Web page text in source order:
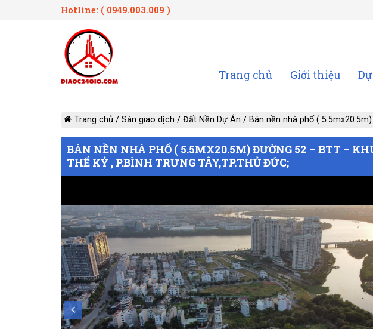
Hotline: ( 0949.003.009 )
Trang chủ Giới thiệu
Trang chủ / Sàn giao dịch / Đất Nền Dự Án / Bán nền nhà phố (
BÁN NỀN NHÀ PHỐ ( 5.5MX20.5M) ĐƯỜNG 52 – BTT –
THẾ KỶ , P.BÌNH TRƯNG TÂY,TP.THỦ ĐỨC;